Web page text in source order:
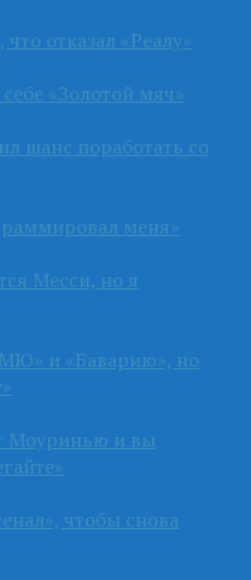
отказал «Реалу»
«Золотой мяч»
шанс поработать со
меня»
Месси, но я
и «Баварию», но
Моуринью и вы
чтобы снова